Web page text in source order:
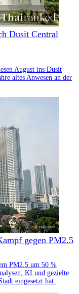
Dusit Central
August ins Dusit
altes Anwesen an der
gegen PM2.5
PM2.5 um 50 %
KI und gezielte
eingesetzt hat.